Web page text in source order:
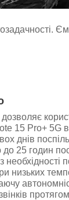
15 Pro+ 5G
днів
25 годин
низьких